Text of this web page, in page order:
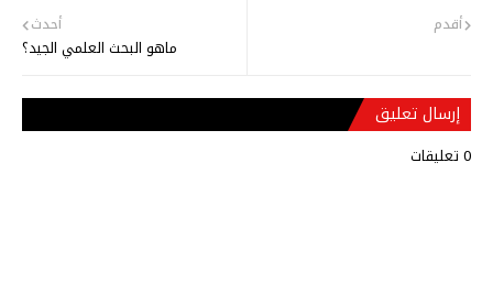
أحدث
ماهو البحث العلمي الجيد؟
أقدم
إرسال تعليق
0 تعليقات